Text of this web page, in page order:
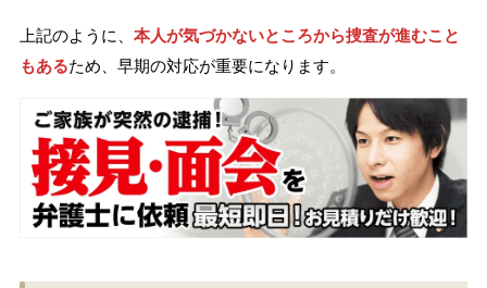
上記のように、 本人が気づかないところから捜査が進むこと
もあるため、早期の対応が重要になります。